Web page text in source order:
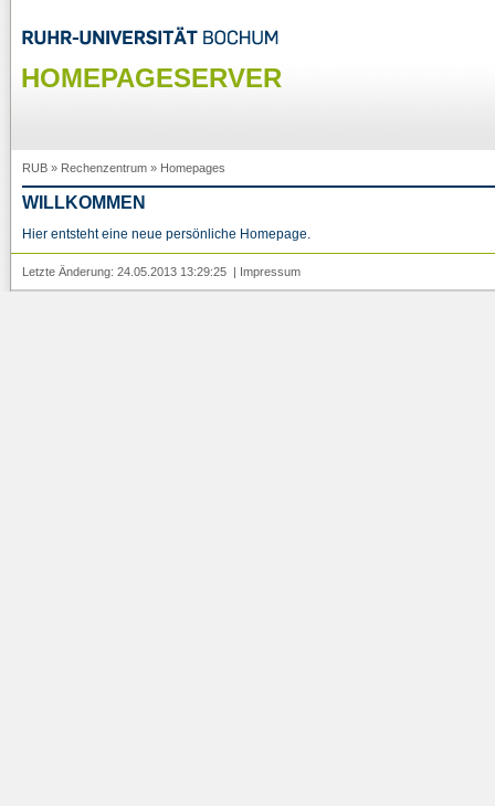
HOMEPAGESERVER
RUB » Rechenzentrum » Homepages
WILLKOMMEN
Hier entsteht eine neue persönliche Homepage.
Letzte Änderung: 24.05.2013 13:29:25 | Impressum